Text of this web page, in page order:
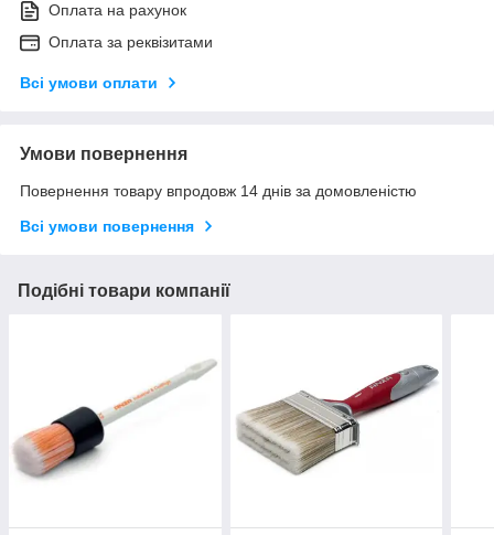
Оплата на рахунок
Оплата за реквізитами
Всі умови оплати
Умови повернення
Повернення товару впродовж 14 днів за домовленістю
Всі умови повернення
Подібні товари компанії